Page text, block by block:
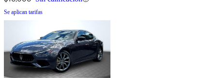
Se aplican tarifas